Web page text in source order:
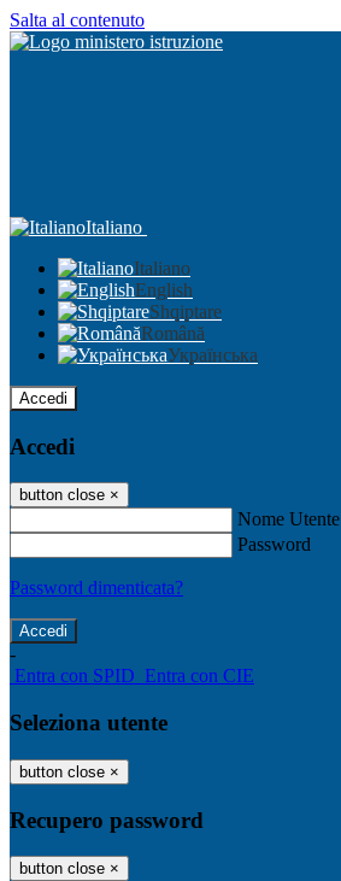
Salta al contenuto
Italiano
Italiano
English
Shqiptare
Română
Українська
Accedi
Accedi
button close ×
Nome Utente
Password
Password dimenticata?
-
Entra con SPID Entra con CIE
Seleziona utente
button close ×
Recupero password
button close ×